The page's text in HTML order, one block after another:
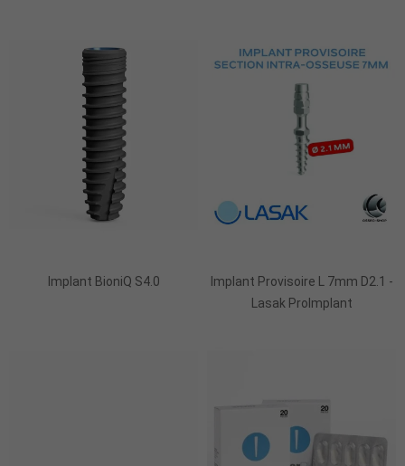
Implant BioniQ S4.0
Implant Provisoire L 7mm D2.1 -
Lasak ProImplant